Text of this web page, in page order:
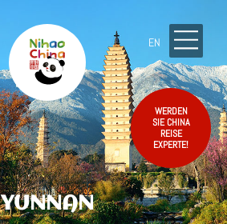
WERDEN
SIE CHINA
REISE
EXPERTE!
EN
YUNNAN